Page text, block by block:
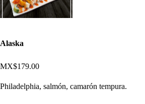
Alaska
MX$179.00
Philadelphia, salmón, camarón tempura.